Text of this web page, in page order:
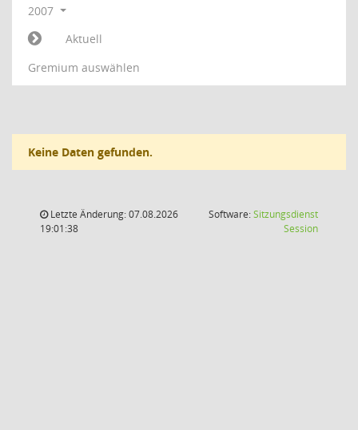
2007
Aktuell
Gremium auswählen
Keine Daten gefunden.
Letzte Änderung: 07.08.2026
19:01:38
Software:Sitzungsdienst
Session(Wird in